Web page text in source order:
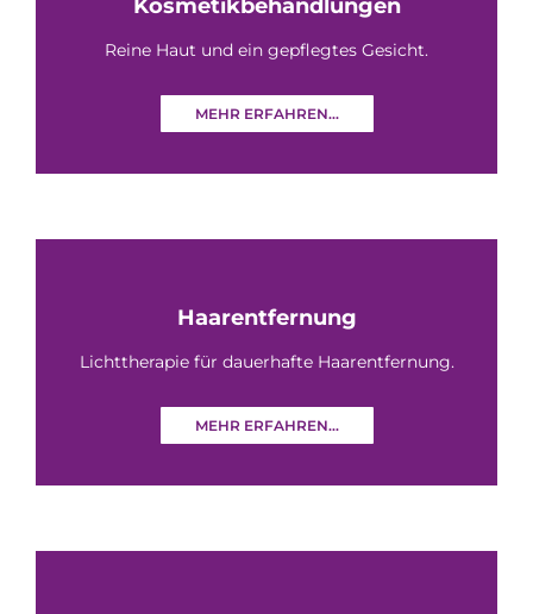
Kosmetikbehandlungen
Reine Haut und ein gepflegtes Gesicht.
MEHR ERFAHREN...
Haarentfernung
Lichttherapie für dauerhafte Haarentfernung.
MEHR ERFAHREN...